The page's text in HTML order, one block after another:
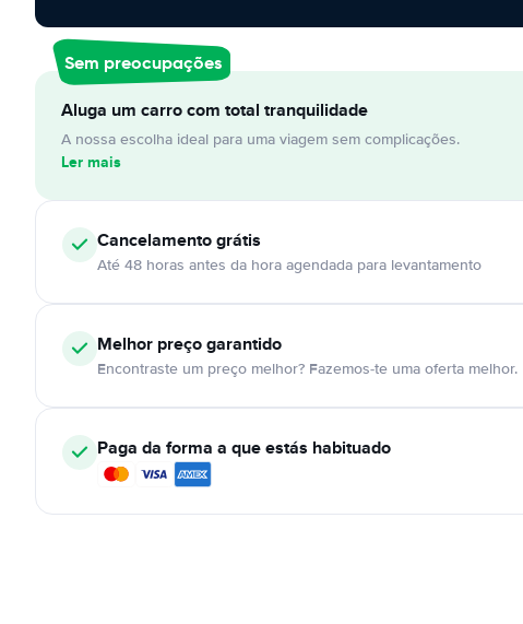
Sem preocupações
Aluga um carro com total tranquilidade
A nossa escolha ideal para uma viagem sem complicações.
Ler mais
Cancelamentográtis
Até 48 horas antes da hora agendada para levantamento
Melhor preço garantido
Encontraste um preço melhor? Fazemos-te uma oferta melhor.
Paga da forma a que estás habituado